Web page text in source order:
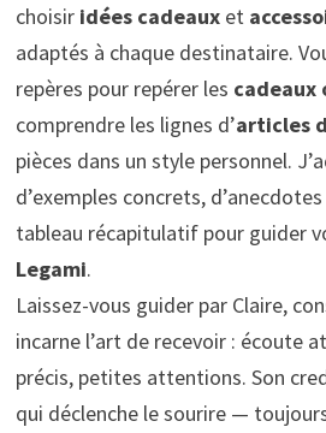
choisir idées cadeauxet
adaptés à chaque destinataire.
repères pour repérer les cadeaux
comprendre les lignes d’articles
pièces dans un style personnel.
d’exemples concrets,
tableau récapitulatif pour guider
Legami.
Laissez-vous guider par Claire,
incarne l’art de recevoir : écoute
précis, petites attentions. Son
qui déclenche le sourire —